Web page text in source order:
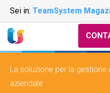
Sei in: TeamSystem
La soluzione per la
aziendale